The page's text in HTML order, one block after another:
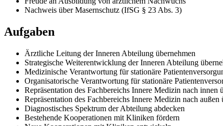
Nachweis über Masernschutz (IfSG § 23 Abs. 3)
Aufgaben
Ärztliche Leitung der Inneren Abteilung übernehmen
Strategische Weiterentwicklung der Inneren Abteilung
Medizinische Verantwortung für stationäre
Organisatorische Verantwortung für stationäre
Repräsentation des Fachbereichs Innere Medizin nach innen
Repräsentation des Fachbereichs Innere Medizin nach außen
Diagnostisches Spektrum der Abteilung abdecken
Bestehende Kooperationen mit Kliniken fördern